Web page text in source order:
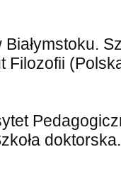
Filozofii